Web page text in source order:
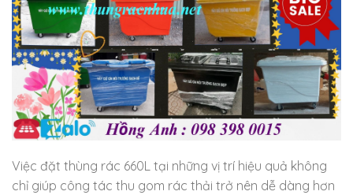
Việc đặt thùng rác 660L tại những vị trí hiệu quả không
chỉ giúp công tác thu gom rác thải trở nên dễ dàng hơn